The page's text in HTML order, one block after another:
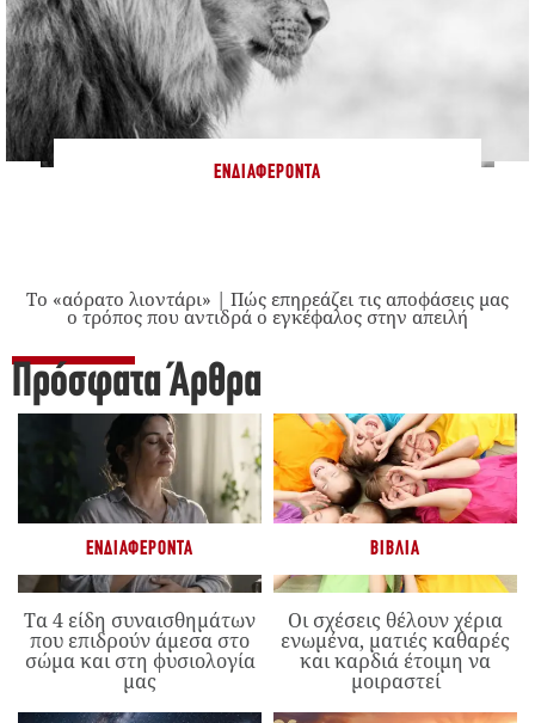
ΕΝΔΙΑΦΈΡΟΝΤΑ
Το «αόρατο λιοντάρι» | Πώς επηρεάζει τις αποφάσεις μας
ο τρόπος που αντιδρά ο εγκέφαλος στην απειλή
Πρόσφατα Άρθρα
ΕΝΔΙΑΦΈΡΟΝΤΑ
Τα 4 είδη συναισθημάτων
που επιδρούν άμεσα στο
σώμα και στη φυσιολογία
μας
ΒΙΒΛΊΑ
Οι σχέσεις θέλουν χέρια
ενωμένα, ματιές καθαρές
και καρδιά έτοιμη να
μοιραστεί